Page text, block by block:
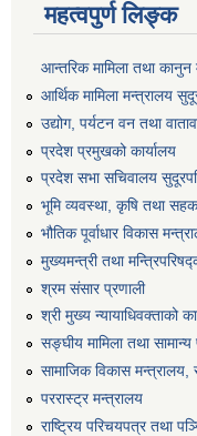
महत्वपुर्ण लिङ्क
आन्तरिक मामिला तथा
आर्थिक मामिला मन्त्रालय
उद्योग, पर्यटन वन तथा
प्रदेश प्रमुखको कार्यालय
प्रदेश सभा सचिवालय
भूमि व्यवस्था, कृषि तथा
भौतिक पूर्वाधार विकास
मुख्यमन्त्री तथा
श्रम संसार प्रणाली
श्री मुख्य न्यायाधिवक्ताको
सङ्‍घीय मामिला तथा
सामाजिक विकास
पररास्ट्र मन्त्रालय
राष्ट्रिय परिचयपत्र तथा